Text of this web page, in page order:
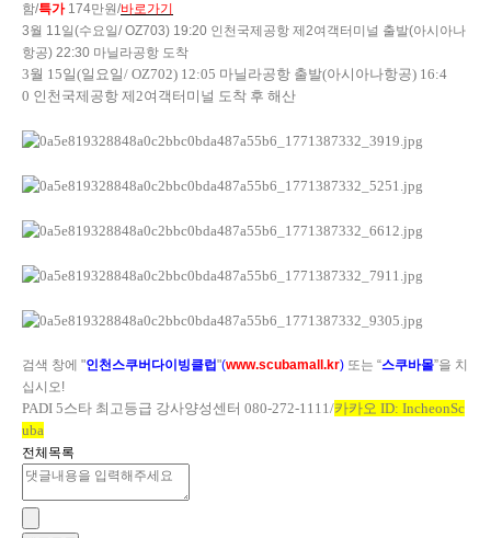
함/특가174만원/바로가기
3월 11일 (수요일 / OZ703) 19:20 인천국제공항 제 2여객터미널 출발(아시아나
항공) 22:30 마닐라공항 도착
3월 15일(일요일/ OZ702) 12:05 마닐라공항 출발(아시아나항공) 16:4
0 인천국제공항 제2여객터미널 도착 후 해산
검색 창에 "인천스쿠버다이빙클럽"(www.scubamall.kr) 또는 “스쿠바몰”을 치
십시오!
PADI 5스타 최고등급 강사양성센터 080-272-1111/카카오 ID: IncheonSc
uba
전체목록